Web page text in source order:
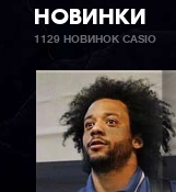
НОВИНКИ
1129 НОВИНОК CASIO